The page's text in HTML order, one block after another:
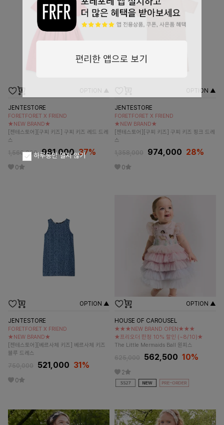
OPTION ▲
JENTESTORE
FORETFORET X FRIEND
★NEW BRAND★
[젠테스토어][구찌 키즈] 구찌 키즈 레드 드레
스
1,560,000 981,000 37%
0
OPTION ▲
JENTESTORE
FORETFORET X FRIEND
★NEW BRAND★
[젠테스토어][구찌 키즈] 구찌 키즈 핑크 드레
스
1,358,000 974,000 28%
0
OPTION ▲
JENTESTORE
FORETFORET X FRIEND
★NEW BRAND★
[젠테스토어][베르사체 키즈] 베르사체 키즈
블루 드레스
750,000 521,000 31 %
0
OPTION ▲
HOUSE OF CAROUSEL
★★★NEW BRAND OPEN★★★
★프리오더 한정 10% 할인 (~8/10)★
The Little Mermaids Ball 원피스
625,000 562,500 10%
2
하루동안 열지 않기